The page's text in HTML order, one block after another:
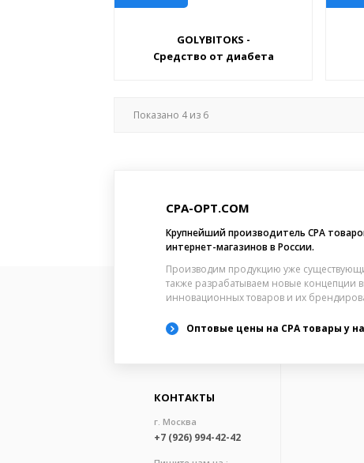
GOLYBITOKS -
Средство от диабета
Показано 4из 6
CPA-OPT.COM
Крупнейший производитель CPA
интернет-магазинов в России.
Производим продукцию уже
также разрабатываем новые концепции
инновационных товаров и их
Оптовые цены на CPA товары у
КОНТАКТЫ
г. Москва
+7 (926) 994-42-42